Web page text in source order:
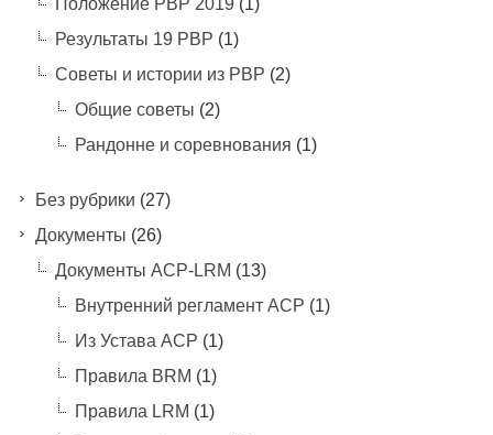
Результаты 19 РВР (1)
Советы и истории из РВР (2)
Общие советы (2)
Рандонне и соревнования (1)
Без рубрики (27)
Документы (26)
Документы ACP-LRM (13)
Внутренний регламент АСР (1)
Из Устава АСР (1)
Правила BRM (1)
Правила LRM (1)